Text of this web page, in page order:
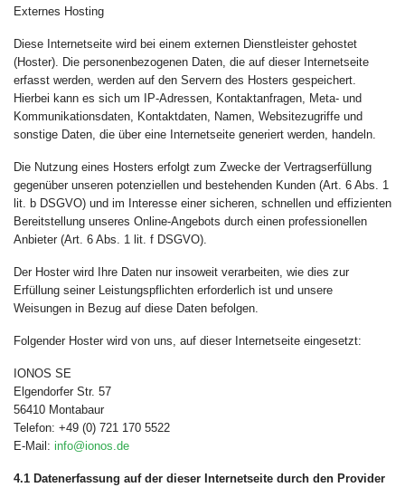
Externes Hosting
Diese Internetseite wird bei einem externen Dienstleister gehostet
(Hoster). Die personenbezogenen Daten, die auf dieser Internetseite
erfasst werden, werden auf den Servern des Hosters gespeichert.
Hierbei kann es sich um IP-Adressen, Kontaktanfragen, Meta- und
Kommunikationsdaten, Kontaktdaten, Namen, Websitezugriffe und
sonstige Daten, die über eine Internetseite generiert werden, handeln.
Die Nutzung eines Hosters erfolgt zum Zwecke der Vertragserfüllung
gegenüber unseren potenziellen und bestehenden Kunden (Art. 6 Abs. 1
lit. b DSGVO) und im Interesse einer sicheren, schnellen und effizienten
Bereitstellung unseres Online-Angebots durch einen professionellen
Anbieter (Art. 6 Abs. 1 lit. f DSGVO).
Der Hoster wird Ihre Daten nur insoweit verarbeiten, wie dies zur
Erfüllung seiner Leistungspflichten erforderlich ist und unsere
Weisungen in Bezug auf diese Daten befolgen.
Folgender Hoster wird von uns, auf dieser Internetseite eingesetzt:
IONOS SE
Elgendorfer Str. 57
56410 Montabaur
Telefon: +49 (0) 721 170 5522
E-Mail: info@ionos.de
4.1 Datenerfassung auf der dieser Internetseite durch den Provider